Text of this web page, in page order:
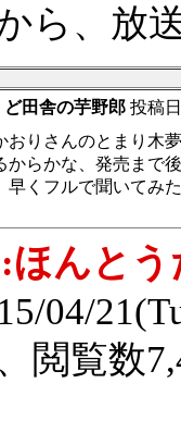
ら、放
ど田舎の芋野郎 投稿
おりさんのとまり木
からかな、発売まで
早くフルで聞いてみ
ほんとう
04/
閲覧数